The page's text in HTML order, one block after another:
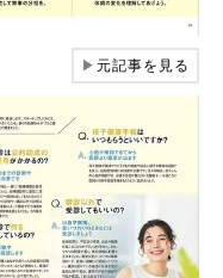
▶元記事を見る